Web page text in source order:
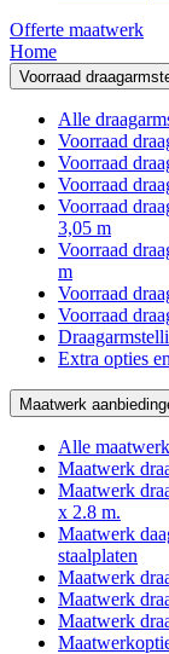
Offerte maatwerk
Home
Voorraad
Alle
Voorraad
Voorraad
Voorraad
Voorraad
3,05 m
Voorraad
m
Voorraad
Voorraad
Extra opties
Maatwerk
Alle
Maatwerk
Maatwerk
x 2.8 m.
Maatwerk
staalplaten
Maatwerk
Maatwerk
Maatwerk